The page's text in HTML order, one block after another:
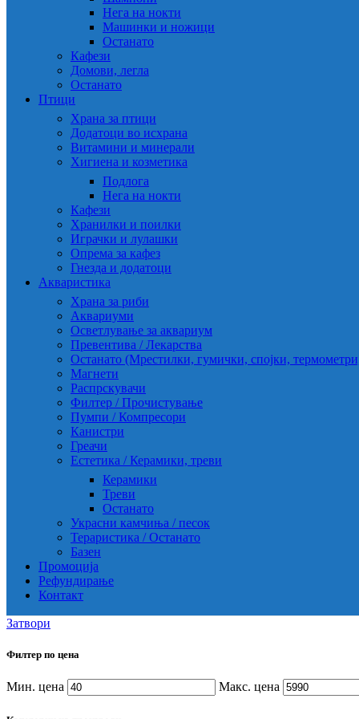
Нега на нокти
Машинки и ножици
Останато
Кафези
Домови, легла
Останато
Птици
Храна за птици
Додатоци во исхрана
Витамини и минерали
Хигиена и козметика
Подлога
Нега на нокти
Кафези
Хранилки и поилки
Играчки и лулашки
Опрема за кафез
Гнезда и додатоци
Акваристика
Храна за риби
Аквариуми
Осветлување за аквариум
Превентива / Лекарства
Останато (Мрестилки, гумички, спојки,
Магнети
Распрскувачи
Филтер / Прочистување
Пумпи / Компресори
Канистри
Греачи
Естетика / Керамики, треви
Керамики
Треви
Останато
Украсни камчиња / песок
Тераристика / Останато
Базен
Промоција
Рефундирање
Контакт
Затвори
Филтер по цена
Мин. цена Макс. цена